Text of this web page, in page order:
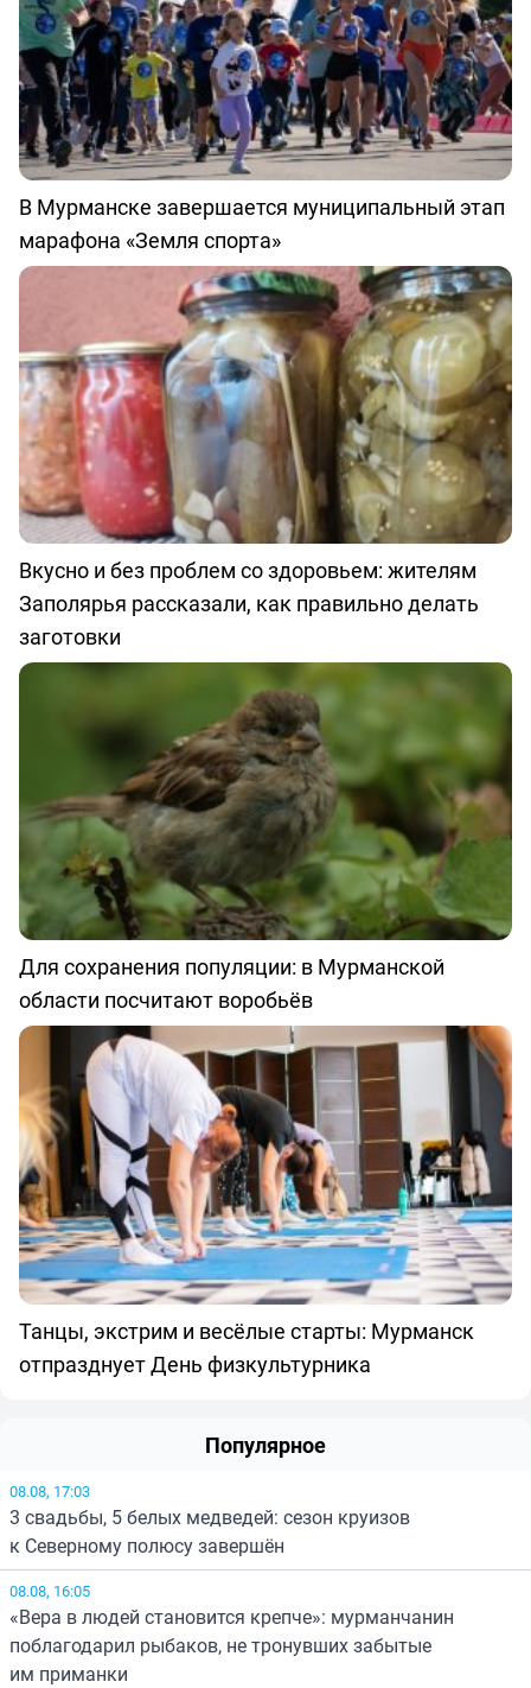
В Мурманске завершается муниципальный этап
марафона «Земля спорта»
Вкусно и без проблем со здоровьем: жителям
Заполярья рассказали, как правильно делать
заготовки
Для сохранения популяции: в Мурманской
области посчитают воробьёв
Танцы, экстрим и весёлые старты: Мурманск
отпразднует День физкультурника
Популярное
08.08, 17:03
3 свадьбы, 5 белых медведей: сезон круизов
к Северному полюсу завершён
08.08, 16:05
«Вера в людей становится крепче»: мурманчанин
поблагодарил рыбаков, не тронувших забытые
им приманки